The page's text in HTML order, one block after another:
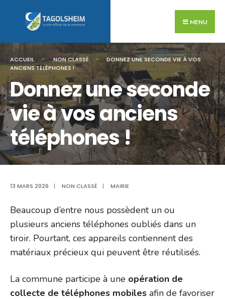
MENU
ACCUEIL NON CLASSÉ
DONNEZ UNE SECONDE VIE À VOS
ANCIENS TÉLÉPHONES !
Donnez une seconde
vie à vos anciens
téléphones !
13 MARS 2026 | NON CLASSÉ | MAIRIE
Beaucoup d’entre nous possèdent un ou
plusieurs anciens téléphones oubliés dans un
tiroir. Pourtant, ces appareils contiennent des
matériaux précieux qui peuvent être réutilisés.
La commune participe à une opération de
collecte de téléphones mobiles afin de favoriser
for: